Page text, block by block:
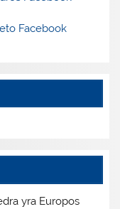
Facebook
yra Europos